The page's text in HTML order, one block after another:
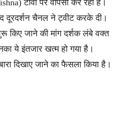
टीवी पर वापसी कर रहा है।
दूरदर्शन चैनल ने ट्वीट करके दी।
किए जाने की मांग दर्शक लंबे वक्त
ये इंतजार खत्म हो गया है।
दिखाए जाने का फैसला किया है।